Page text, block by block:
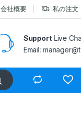
会社概要 私の注文
SupportLive
Email: